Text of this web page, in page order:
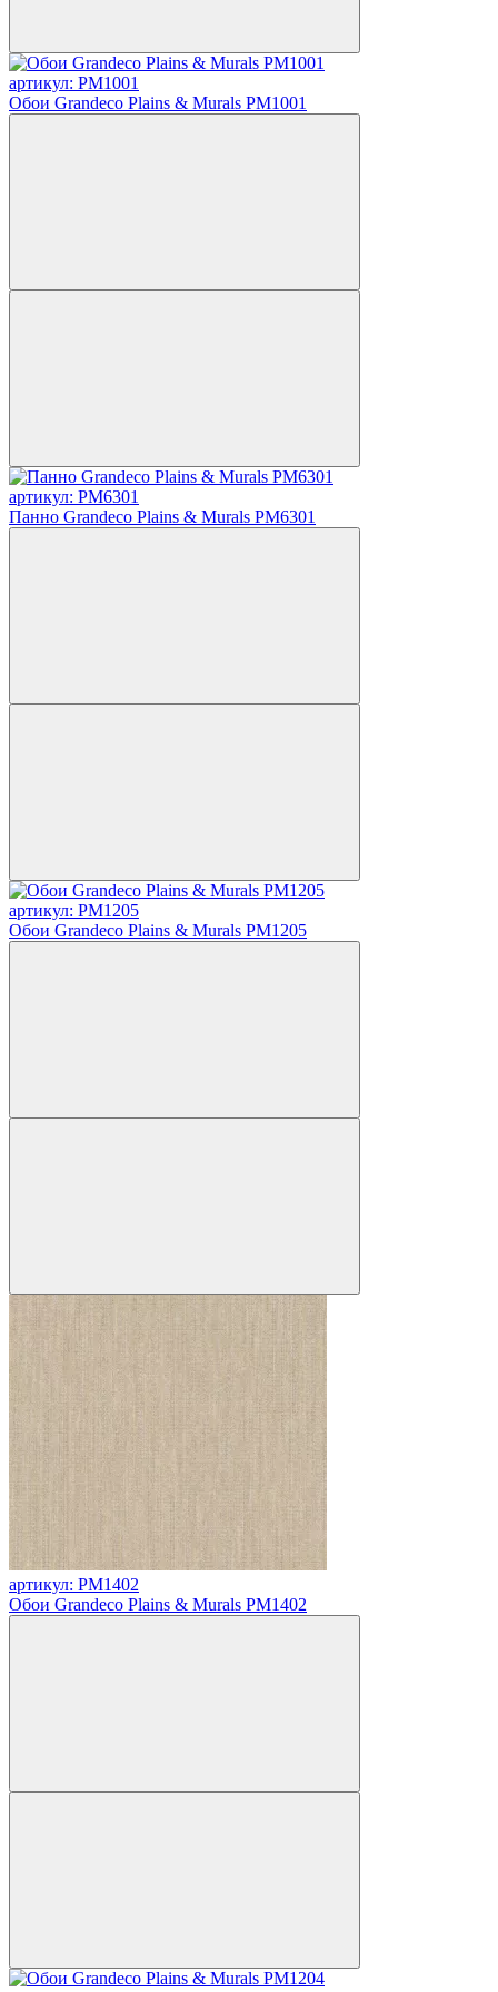
артикул: PM1001
Обои Grandeco Plains & Murals PM1001
артикул: PM6301
Панно Grandeco Plains & Murals PM6301
артикул: PM1205
Обои Grandeco Plains & Murals PM1205
артикул: PM1402
Обои Grandeco Plains & Murals PM1402